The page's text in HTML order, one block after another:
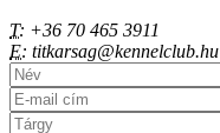
T: +36 70 465 3911
E: titkarsag@kennelclub.hu